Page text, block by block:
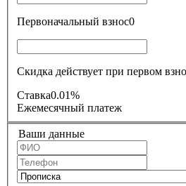
Первоначальный взнос0
Скидка действует при первом
Ставка0.01%
Ежемесячный платеж
Ваши данные